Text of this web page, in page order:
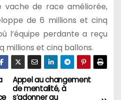
vache de race améliorée,
de 6 millions et cinq
l’équipe perdante a reçu
millions et cinq ballons.
Appel au changement
de mentalité, à
s’adonner au